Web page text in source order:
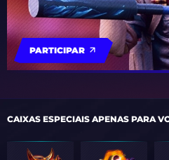
PARTICIPAR
CAIXAS ESPECIAIS APENAS PARA